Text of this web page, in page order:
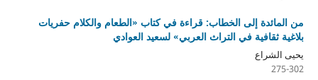
من المائدة إلى الخطاب: قراءة في كتاب «الطعام والكلام حفريات
بلاغية ثقافية في التراث العربي» لسعيد العوادي
يحيى الشراع
275-302